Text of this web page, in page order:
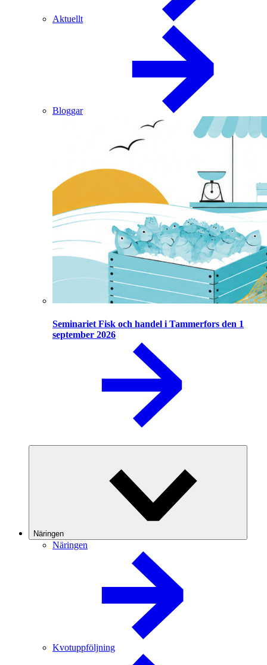
Aktuellt
Bloggar
Seminariet Fisk och handel i Tammerfors den 1
september 2026
Näringen
Näringen
Kvotuppföljning